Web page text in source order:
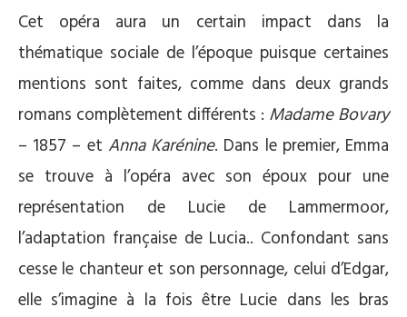
Cet opéra aura un certain impact dans la
thématique sociale de l’époque puisque certaines
mentions sont faites, comme dans deux grands
romans complètement différents : Madame Bovary
– 1857 – et Anna Karénine. Dans le premier, Emma
se trouve à l’opéra avec son époux pour une
représentation de Lucie de Lammermoor,
l’adaptation française de Lucia.. Confondant sans
cesse le chanteur et son personnage, celui d’Edgar,
elle s’imagine à la fois être Lucie dans les bras